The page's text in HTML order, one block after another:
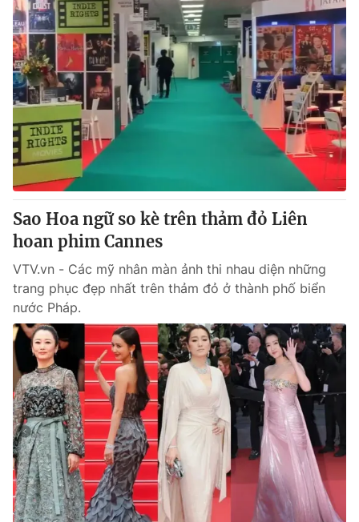
Sao Hoa ngữ so kè trên thảm đỏ Liên
hoan phim Cannes
VTV.vn - Các mỹ nhân màn ảnh thi nhau diện những
trang phục đẹp nhất trên thảm đỏ ở thành phố biển
nước Pháp.